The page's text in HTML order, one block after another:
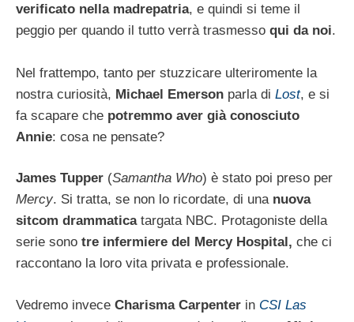
verificato nella madrepatria, e quindi si teme il
peggio per quando il tutto verrà trasmesso qui da noi.
Nel frattempo, tanto per stuzzicare ulteriromente la
nostra curiosità, Michael Emerson parla di Lost, e si
fa scapare che potremmo aver già conosciuto
Annie: cosa ne pensate?
James Tupper (Samantha Who) è stato poi preso per
Mercy. Si tratta, se non lo ricordate, di unanuova
sitcom drammaticatargata NBC. Protagoniste della
serie sono tre infermiere del Mercy Hospital, che ci
raccontano la loro vita privata e professionale.
Vedremo invece Charisma Carpenter in CSI Las